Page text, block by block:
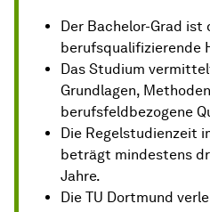
Der Bachelor-Grad ist
berufsqualifizierende
Das Studium
Grundlagen,
berufsfeldbezogene
Die Regelstudienzeit
beträgt mindestens
Jahre.
Die TU Dortmund